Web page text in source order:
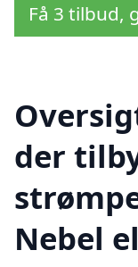
Få 3 tilbud,
der
Nebel